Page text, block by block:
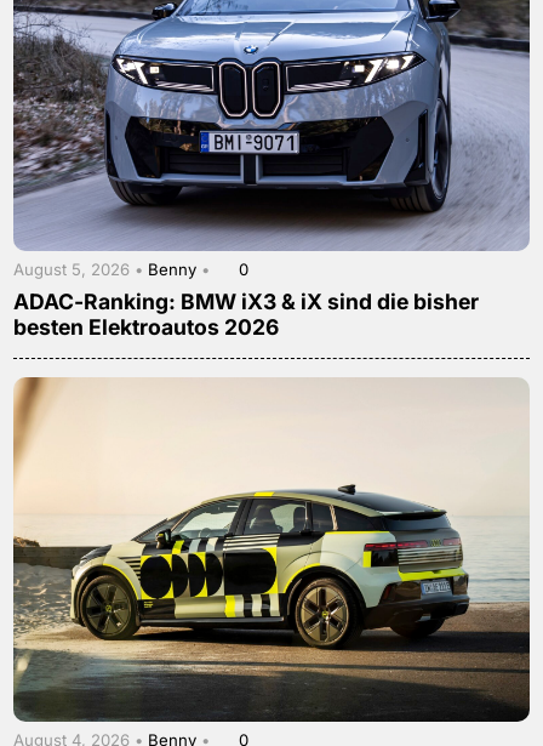
August 5, 2026 • Benny • 0
ADAC-Ranking: BMW iX3 & iX sind die bisher
besten Elektroautos 2026
August 4, 2026 • Benny • 0